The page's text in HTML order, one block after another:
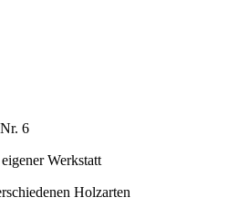
6
Werkstatt
Holzarten